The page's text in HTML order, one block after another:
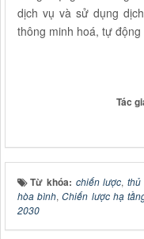
dịch vụ và sử dụng
thông minh hoá, tự
Tác
Từ khóa: chiến lược,thủ
hòa bình,Chiến lược hạ
2030